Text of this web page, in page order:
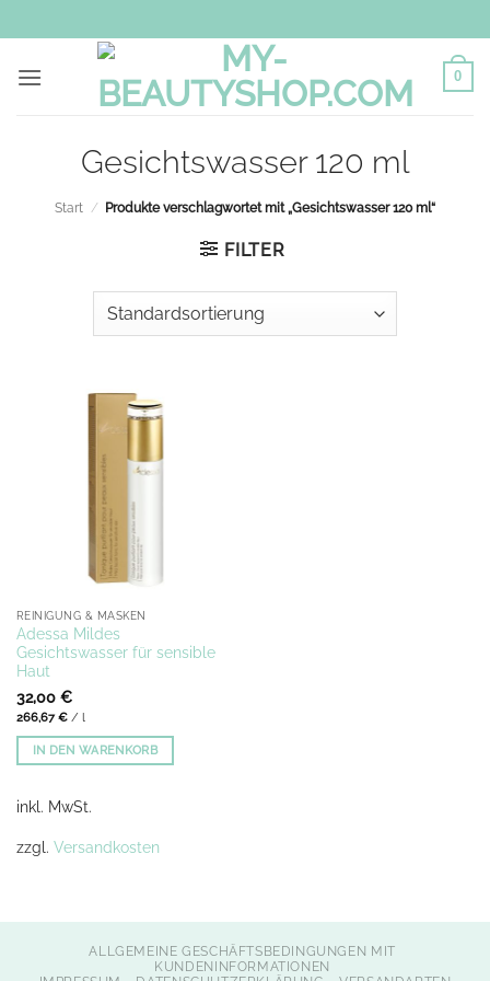
Inhalt
springen
0
Gesichtswasser 120 ml
Start / Produkte verschlagwortet mit „Gesichtswasser 120 ml“
FILTER
REINIGUNG & MASKEN
Adessa Mildes
Gesichtswasser für sensible
Haut
32,00 €
266,67€/ l
IN DEN WARENKORB
inkl. MwSt.
zzgl. Versandkosten
ALLGEMEINE GESCHÄFTSBEDINGUNGEN MIT
KUNDENINFORMATIONEN